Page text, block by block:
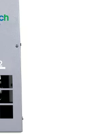
Bauweise und Plug-
einfach zu
für eine schnelle
Systems.